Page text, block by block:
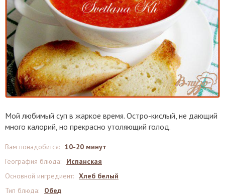
Мой любимый суп в жаркое время. Остро-кислый, не дающий
много калорий, но прекрасно утоляющий голод.
Вам понадобится: 10-20 минут
География блюда:
Испанская
Основной ингредиент: Хлеб белый
Тип блюда: Обед